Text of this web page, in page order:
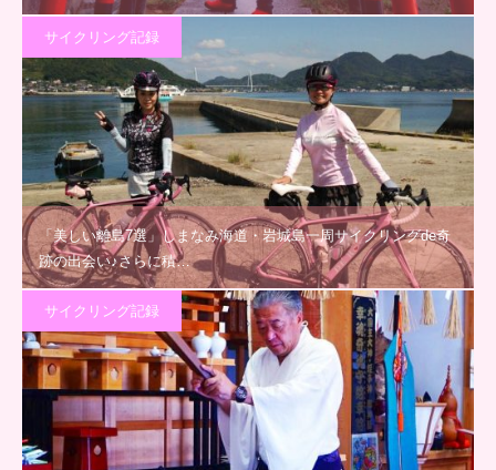
サイクリング記録
「美しい離島7選」しまなみ海道・岩城島一周サイクリングde奇
跡の出会い♪さらに積…
サイクリング記録